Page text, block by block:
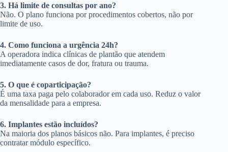
3. Há limite de consultas por ano?
Não. O plano funciona por procedimentos cobertos, não por
limite de uso.
4. Como funciona a urgência 24h?
A operadora indica clínicas de plantão que atendem
imediatamente casos de dor, fratura ou trauma.
5. O que é coparticipação?
É uma taxa paga pelo colaborador em cada uso. Reduz o valor
da mensalidade para a empresa.
6. Implantes estão incluídos?
Na maioria dos planos básicos não. Para implantes, é preciso
contratar módulo específico.